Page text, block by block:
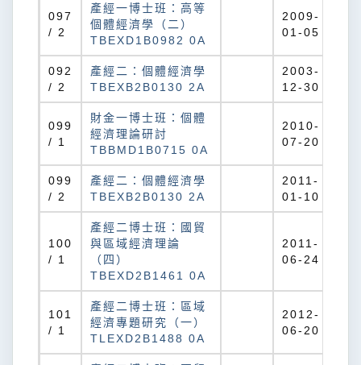
097
/ 2
產經一博士班：高等
個體經濟學（二）
TBEXD1B0982 0A
2009-
01-05
092
/ 2
產經二：個體經濟學
TBEXB2B0130 2A
2003-
12-30
099
/ 1
財金一博士班：個體
經濟理論研討
TBBMD1B0715 0A
2010-
07-20
099
/ 2
產經二：個體經濟學
TBEXB2B0130 2A
2011-
01-10
100
/ 1
產經二博士班：國貿
與區域經濟理論
（四）
TBEXD2B1461 0A
2011-
06-24
101
/ 1
產經二博士班：區域
經濟專題研究（一）
TLEXD2B1488 0A
2012-
06-20